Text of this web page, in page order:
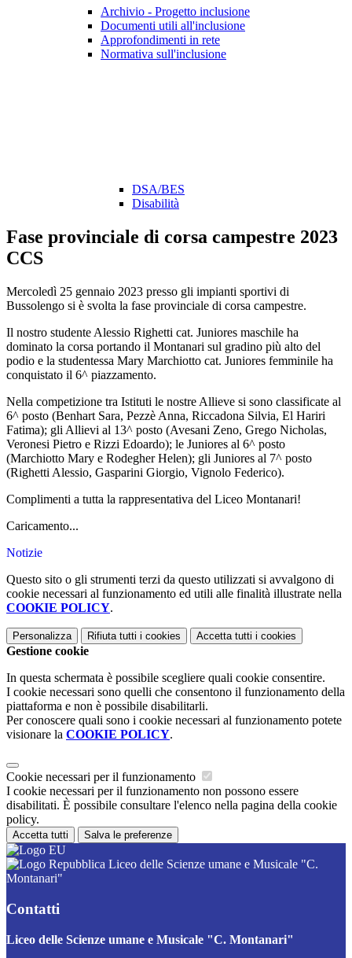
Archivio - Progetto inclusione
Documenti utili all'inclusione
Approfondimenti in rete
Normativa sull'inclusione
DSA/BES
Disabilità
Fase provinciale di corsa campestre 2023
CCS
Mercoledì 25 gennaio 2023 presso gli impianti sportivi di
Bussolengo si è svolta la fase provinciale di corsa campestre.
Il nostro studente Alessio Righetti cat. Juniores maschile ha
dominato la corsa portando il Montanari sul gradino più alto del
podio e la studentessa Mary Marchiotto cat. Juniores femminile ha
conquistato il 6^ piazzamento.
Nella competizione tra Istituti le nostre Allieve si sono classificate al
6^ posto (Benhart Sara, Pezzè Anna, Riccadona Silvia, El Hariri
Fatima); gli Allievi al 13^ posto (Avesani Zeno, Grego Nicholas,
Veronesi Pietro e Rizzi Edoardo); le Juniores al 6^ posto
(Marchiotto Mary e Rodegher Helen); gli Juniores al 7^ posto
(Righetti Alessio, Gasparini Giorgio, Vignolo Federico).
Complimenti a tutta la rappresentativa del Liceo Montanari!
Caricamento...
Notizie
Questo sito o gli strumenti terzi da questo utilizzati si avvalgono di
cookie necessari al funzionamento ed utili alle finalità illustrate nella
COOKIE POLICY.
Personalizza Rifiuta tutti i cookies Accetta tutti i cookies
Gestione cookie
In questa schermata è possibile scegliere quali cookie consentire.
I cookie necessari sono quelli che consentono il funzionamento della
piattaforma e non è possibile disabilitarli.
Per conoscere quali sono i cookie necessari al funzionamento potete
visionare la COOKIE POLICY.
Cookie necessari per il funzionamento
I cookie necessari per il funzionamento non possono essere
disabilitati. È possibile consultare l'elenco nella pagina della cookie
policy.
Accetta tutti Salva le preferenze
Liceo delle Scienze umane e Musicale "C.
Montanari"
Contatti
Liceo delle Scienze umane e Musicale "C. Montanari"